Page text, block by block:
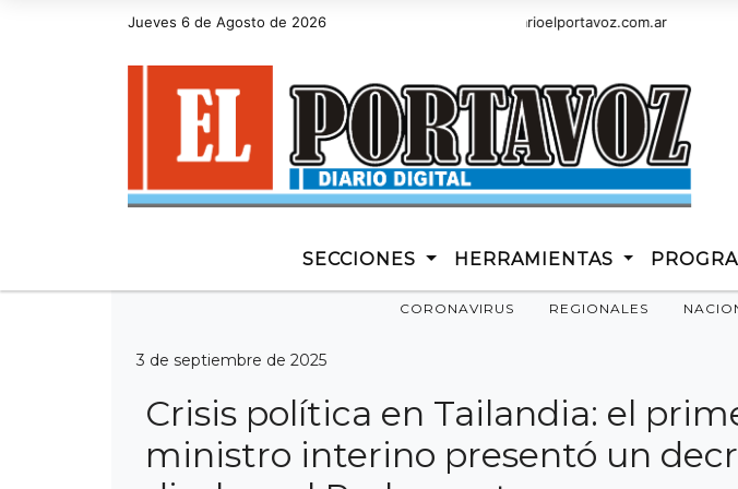
Jueves 6 de Agosto de 2026
Hoy es Jueves 6 de Agosto de 2026 y son las 14:05 - diarioelportavoz.com.ar
SECCIONES HERRAMIENTAS
CORONAVIRUS REGIONALES
3 de septiembre de 2025
Crisis política en Tailandia: el
ministro interino presentó un